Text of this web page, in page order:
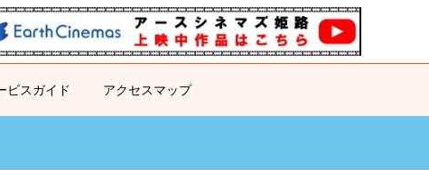
ビスガイド アクセスマップ